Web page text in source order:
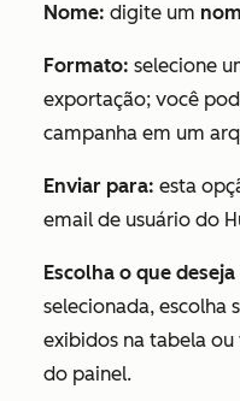
Nome: digite um
Formato: selecione
exportação; você
campanha em um
Enviar para: esta
email de usuário do
Escolha o que
selecionada, escolha
exibidos na tabela
do painel.